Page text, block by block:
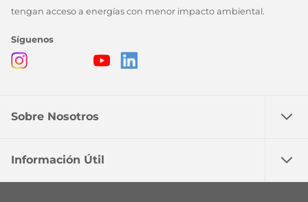
tengan acceso a energías con menor impacto ambiental.
Síguenos
Sobre Nosotros
Información Útil